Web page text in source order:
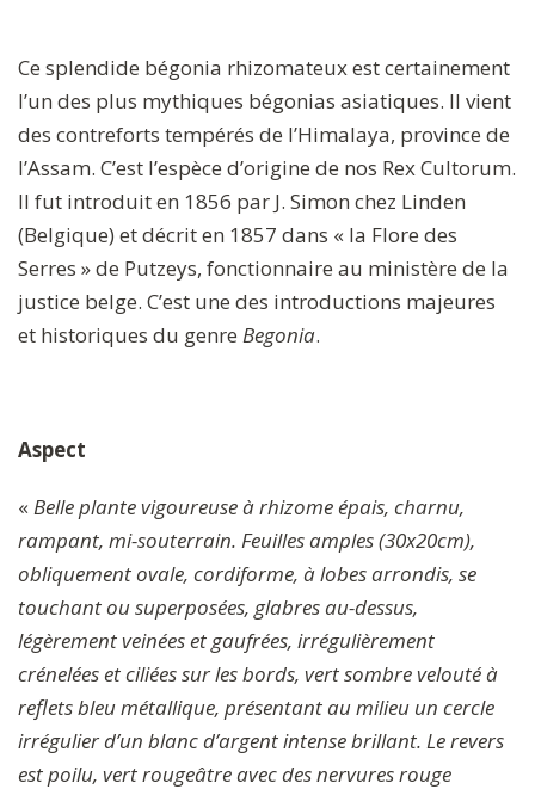
Ce splendide bégonia rhizomateux est certainement
l’un des plus mythiques bégonias asiatiques. Il vient
des contreforts tempérés de l’Himalaya, province de
l’Assam. C’est l’espèce d’origine de nos Rex Cultorum.
Il fut introduit en 1856 par J. Simon chez Linden
(Belgique) et décrit en 1857 dans « la Flore des
Serres » de Putzeys, fonctionnaire au ministère de la
justice belge. C’est une des introductions majeures
et historiques du genre Begonia.
Aspect
« Belle plante vigoureuse à rhizome épais, charnu,
rampant, mi-souterrain. Feuilles amples (30x20cm),
obliquement ovale, cordiforme, à lobes arrondis, se
touchant ou superposées, glabres au-dessus,
légèrement veinées et gaufrées, irrégulièrement
crénelées et ciliées sur les bords, vert sombre velouté à
reflets bleu métallique, présentant au milieu un cercle
irrégulier d’un blanc d’argent intense brillant. Le revers
est poilu, vert rougeâtre avec des nervures rouge